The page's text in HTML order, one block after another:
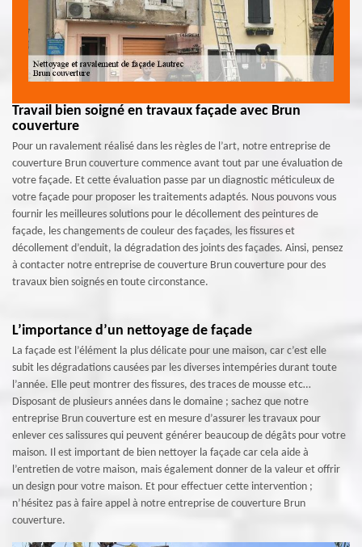
Travail bien soigné en travaux façade avec Brun
couverture
Pour un ravalement réalisé dans les règles de l’art, notre entreprise de
couverture Brun couverture commence avant tout par une évaluation de
votre façade. Et cette évaluation passe par un diagnostic méticuleux de
votre façade pour proposer les traitements adaptés. Nous pouvons vous
fournir les meilleures solutions pour le décollement des peintures de
façade, les changements de couleur des façades, les fissures et
décollement d’enduit, la dégradation des joints des façades. Ainsi, pensez
à contacter notre entreprise de couverture Brun couverture pour des
travaux bien soignés en toute circonstance.
L’importance d’un nettoyage de façade
La façade est l’élément la plus délicate pour une maison, car c’est elle
subit les dégradations causées par les diverses intempéries durant toute
l’année. Elle peut montrer des fissures, des traces de mousse etc…
Disposant de plusieurs années dans le domaine ; sachez que notre
entreprise Brun couverture est en mesure d’assurer les travaux pour
enlever ces salissures qui peuvent générer beaucoup de dégâts pour votre
maison. Il est important de bien nettoyer la façade car cela aide à
l’entretien de votre maison, mais également donner de la valeur et offrir
un design pour votre maison. Et pour effectuer cette intervention ;
n’hésitez pas à faire appel à notre entreprise de couverture Brun
couverture.